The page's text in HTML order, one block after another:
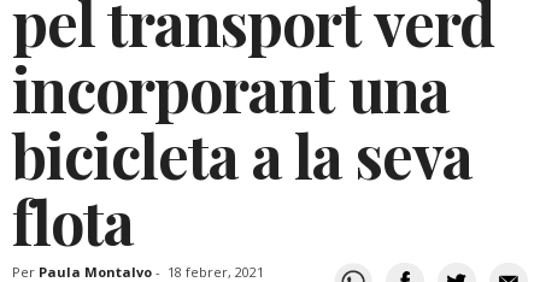
pel transport verd
incorporant una
bicicleta a la seva
flota
Per Paula Montalvo - 18 febrer, 2021